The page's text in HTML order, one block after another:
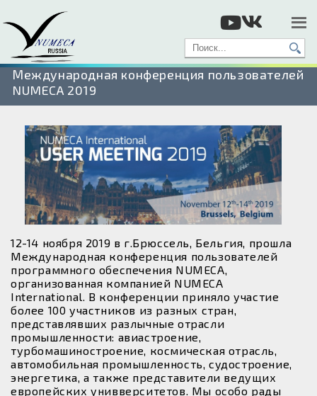
Международная конференция пользователей
NUMECA 2019
12-14 ноября 2019 в г.Брюссель, Бельгия, прошла
Международная конференция пользователей
программного обеспечения NUMECA,
организованная компанией NUMECA
International. В конференции приняло участие
более 100 участников из разных стран,
представлявших разлычные отрасли
промышленности: авиастроение,
турбомашиностроение, космическая отрасль,
автомобильная промышленность, судостроение,
энергетика, а также представители ведущих
европейских унивверситетов. Мы особо рады